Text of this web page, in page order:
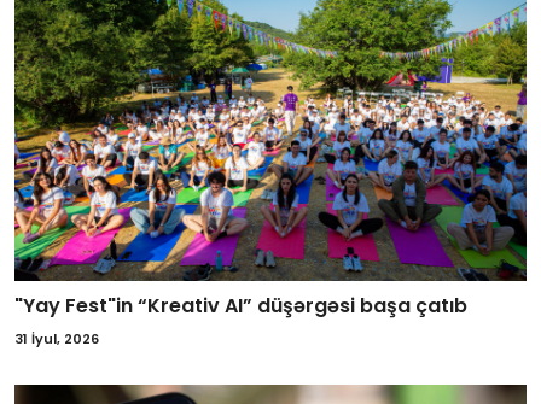
"Yay Fest"in “Kreativ AI” düşərgəsi başa çatıb
31 İyul, 2026